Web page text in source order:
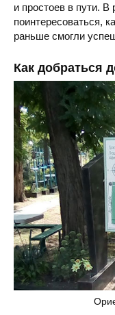
и простоев в пути. В
поинтересоваться,
раньше смогли
Как добраться